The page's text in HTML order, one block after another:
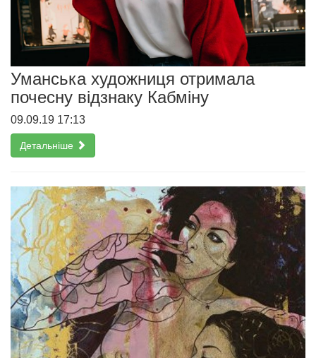
Уманська художниця отримала
почесну відзнаку Кабміну
09.09.19 17:13
Детальніше